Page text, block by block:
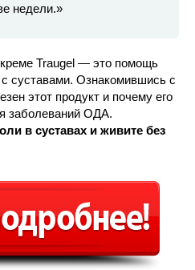
недели.»
Traugel — это помощь
суставами. Ознакомившись с
этот продукт и почему его
заболеваний ОДА.
в суставах и живите без